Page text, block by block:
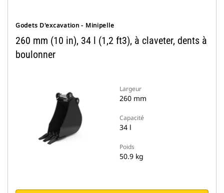
Godets D'excavation - Minipelle
260 mm (10 in), 34 l (1,2 ft3), à claveter, dents à
boulonner
Largeur
260 mm
Capacité
34 l
Poids
50.9 kg